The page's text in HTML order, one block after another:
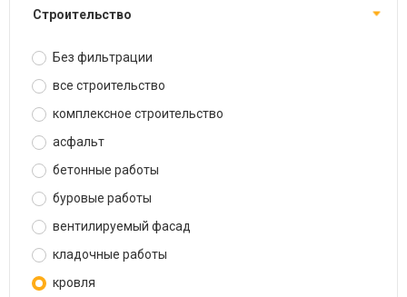
строительство
Без фильтрации
все строительство
комплексное строительство
асфальт
бетонные работы
буровые работы
вентилируемый фасад
кладочные работы
кровля